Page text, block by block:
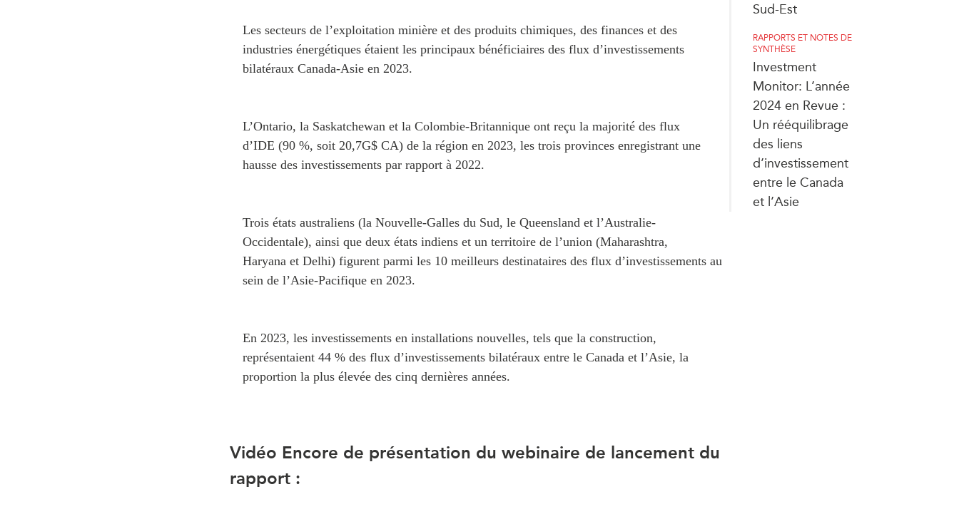
Sud-Est
RAPPORTS ET NOTES DE
SYNTHÈSE
Investment
Monitor: L’année
2024 en Revue :
Un rééquilibrage
des liens
d’investissement
entre le Canada
et l’Asie
Les secteurs de l’exploitation minière et des produits chimiques, des finances et des
industries énergétiques étaient les principaux bénéficiaires des flux d’investissements
bilatéraux Canada-Asie en 2023.
L’Ontario, la Saskatchewan et la Colombie-Britannique ont reçu la majorité des flux
d’IDE (90 %, soit 20,7G$ CA) de la région en 2023, les trois provinces enregistrant une
hausse des investissements par rapport à 2022.
Trois états australiens (la Nouvelle‑Galles du Sud, le Queensland et l’Australie-
Occidentale), ainsi que deux états indiens et un territoire de l’union (Maharashtra,
Haryana et Delhi) figurent parmi les 10 meilleurs destinataires des flux d’investissements au
sein de l’Asie‑Pacifique en 2023.
En 2023, les investissements en installations nouvelles, tels que la construction,
représentaient 44 % des flux d’investissements bilatéraux entre le Canada et l’Asie, la
proportion la plus élevée des cinq dernières années.
Vidéo Encore de présentation du webinaire de lancement du
rapport :